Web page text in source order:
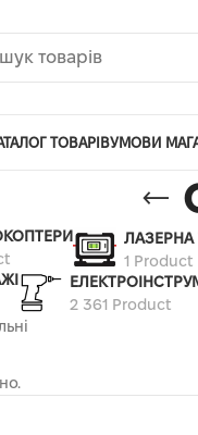
ТОВАРІВУМОВИ
ЛАЗЕРНА
1 Product
2 361 Product